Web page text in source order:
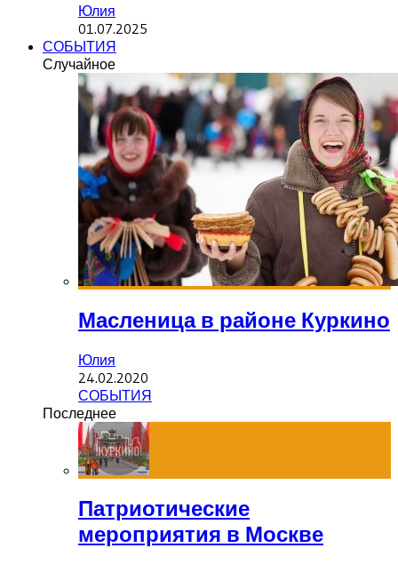
Юлия
01.07.2025
СОБЫТИЯ
Случайное
Масленица в районе Куркино
Юлия
24.02.2020
СОБЫТИЯ
Последнее
Патриотические
мероприятия в Москве